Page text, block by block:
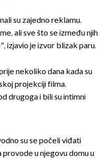
su zajedno reklamu.
ali sve što se između njih
izjavio je izvor blizak paru.
nekoliko dana kada su
projekciji filma.
drugoga i bili su intimni
su se počeli viđati
u njegovu domu u